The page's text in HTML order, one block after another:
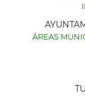
ÁREAS